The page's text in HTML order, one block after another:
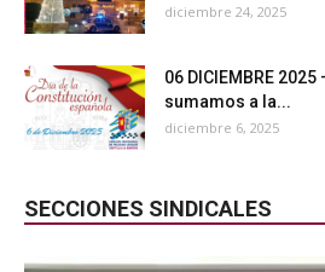
diciembre 24, 2025
06 DICIEMBRE
sumamos a la...
diciembre 6, 2025
SECCIONES SINDICALES